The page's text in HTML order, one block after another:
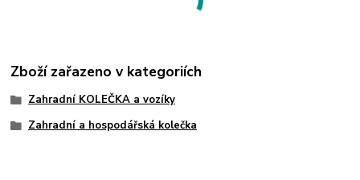
Zboží zařazeno v kategoriích
Zahradní KOLEČKA a vozíky
Zahradní a hospodářská kolečka